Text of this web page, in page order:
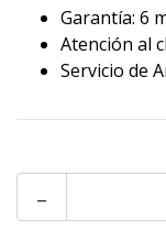
Garantía: 6
Atención al
Servicio de
-